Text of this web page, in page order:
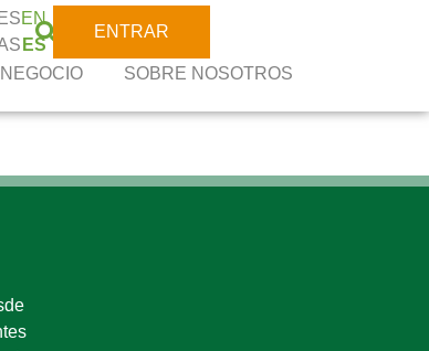
EN
ES
ENTRAR
NEGOCIO SOBRE NOSOTROS